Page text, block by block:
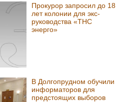
Прокурор запросил до 18
лет колонии для экс-
руководства «ТНС
энерго»
В Долгопрудном обучили
информаторов для
предстоящих выборов